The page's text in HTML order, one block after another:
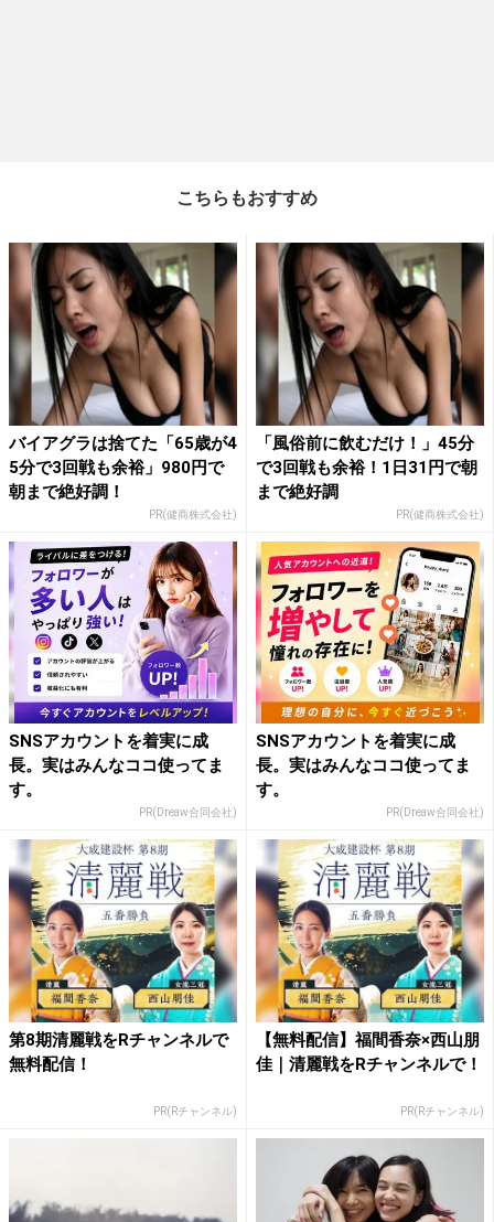
こちらもおすすめ
バイアグラは捨てた「65歳が4
5分で3回戦も余裕」980円で
朝まで絶好調！
PR(健商株式会社)
「風俗前に飲むだけ！」45分
で3回戦も余裕！1日31円で朝
まで絶好調
PR(健商株式会社)
SNSアカウントを着実に成
長。実はみんなココ使ってま
す。
PR(Dreaw合同会社)
SNSアカウントを着実に成
長。実はみんなココ使ってま
す。
PR(Dreaw合同会社)
第8期清麗戦をRチャンネルで
無料配信！
PR(Rチャンネル)
【無料配信】福間香奈×西山朋
佳｜清麗戦をRチャンネルで！
PR(Rチャンネル)